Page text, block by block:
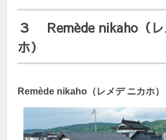
３ Remède nikaho（レ
ホ）
Remède nikaho（レメデ ニカホ）